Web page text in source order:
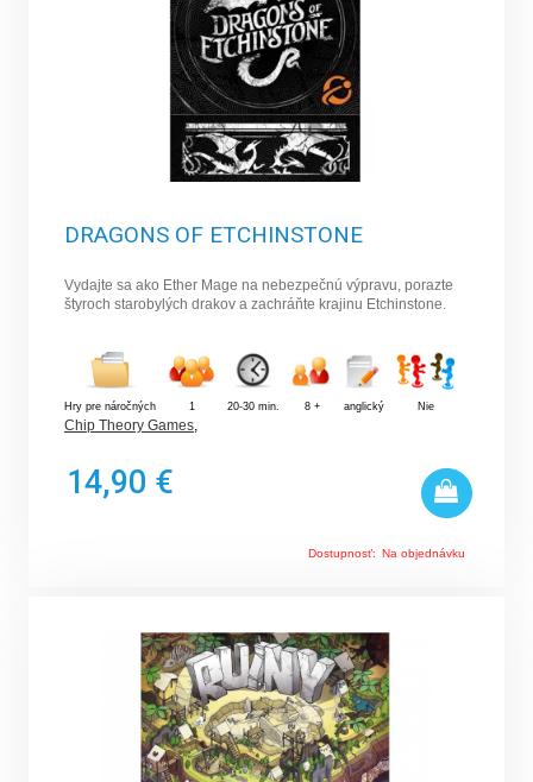
DRAGONS OF ETCHINSTONE
Vydajte sa ako Ether Mage na nebezpečnú výpravu, porazte
štyroch starobylých drakov a zachráňte krajinu Etchinstone.
Hry pre náročných 1 20-30 min. 8 + anglický Nie
Chip Theory Games
14,90 €
Dostupnosť: Na objednávku